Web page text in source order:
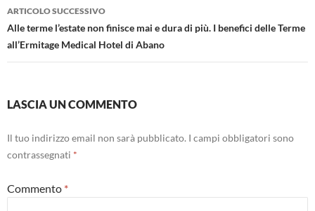
ARTICOLO SUCCESSIVO
Alle terme l’estate non finisce mai e dura di più. I benefici delle Terme
all’Ermitage Medical Hotel di Abano
LASCIA UN COMMENTO
Il tuo indirizzo email non sarà pubblicato. I campi obbligatori sono
contrassegnati *
Commento *